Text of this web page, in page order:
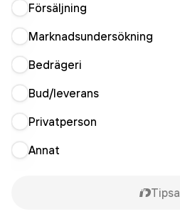
Försäljning
Marknadsundersökning
Bedrägeri
Bud/leverans
Privatperson
Annat
Tipsa